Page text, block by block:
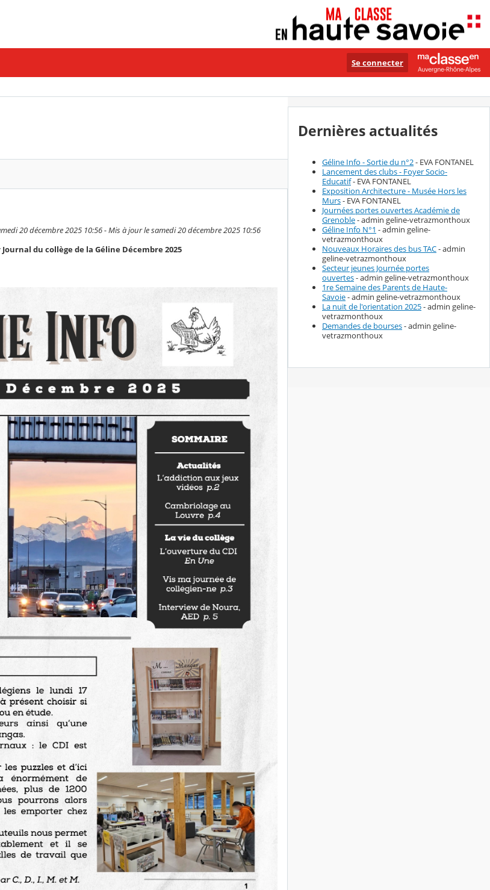
Se connecter
20 décembre 2025 10:56 - Mis à jour le samedi 20 décembre 2025 10:56
Journal du collège de la Géline Décembre 2025
Dernières actualités
Géline Info - Sortie du n°2- EVA FONTANEL
Lancement des clubs - Foyer Socio-
Educatif- EVA FONTANEL
Exposition Architecture - Musée Hors les
Murs- EVA FONTANEL
Journées portes ouvertes Académie de
Grenoble- admin geline-vetrazmonthoux
Géline Info N°1 - admin geline-
vetrazmonthoux
Nouveaux Horaires des bus TAC- admin
geline-vetrazmonthoux
Secteur jeunes Journée portes
ouvertes- admin geline-vetrazmonthoux
1re Semaine des Parents de Haute-
Savoie- admin geline-vetrazmonthoux
La nuit de l'orientation 2025- admin geline-
vetrazmonthoux
Demandes de bourses- admin geline-
vetrazmonthoux